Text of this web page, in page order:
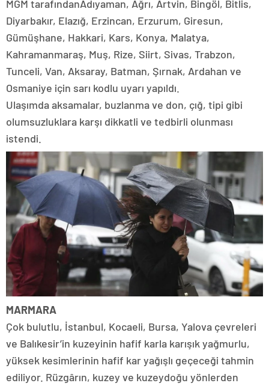
MGM tarafındanAdıyaman, Ağrı, Artvin, Bingöl, Bitlis,
Diyarbakır, Elazığ, Erzincan, Erzurum, Giresun,
Gümüşhane, Hakkari, Kars, Konya, Malatya,
Kahramanmaraş, Muş, Rize, Siirt, Sivas, Trabzon,
Tunceli, Van, Aksaray, Batman, Şırnak, Ardahan ve
Osmaniye için sarı kodlu uyarı yapıldı.
Ulaşımda aksamalar, buzlanma ve don, çığ, tipi gibi
olumsuzluklara karşı dikkatli ve tedbirli olunması
istendi.
MARMARA
Çok bulutlu, İstanbul, Kocaeli, Bursa, Yalova çevreleri
ve Balıkesir’in kuzeyinin hafif karla karışık yağmurlu,
yüksek kesimlerinin hafif kar yağışlı geçeceği tahmin
ediliyor. Rüzgârın, kuzey ve kuzeydoğu yönlerden